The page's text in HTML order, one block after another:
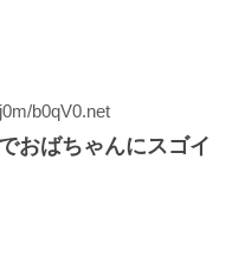
b0qV0.net
おばちゃんにスゴイ